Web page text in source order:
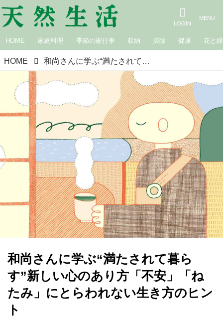
HOME 家庭料理 季節の家仕事 収納 掃除 健康 花と緑
HOME 和尚さんに学ぶ“満たされて暮らす”新しい心のあり方「不安」「ねたみ」にとらわれない生き方のヒント
和尚さんに学ぶ“満たされて暮ら
す”新しい心のあり方「不安」「ね
たみ」にとらわれない生き方のヒン
ト